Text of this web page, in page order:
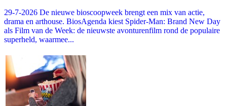
29-7-2026 De nieuwe bioscoopweek brengt een mix van actie,
drama en arthouse. BiosAgenda kiest Spider-Man: Brand New Day
als Film van de Week: de nieuwste avonturenfilm rond de populaire
superheld, waarmee...